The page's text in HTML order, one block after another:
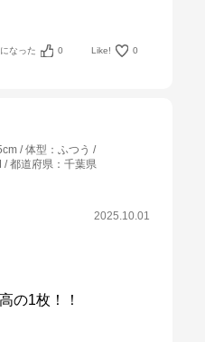
なった 0 Like! 0
体型 ： ふつう
都道府県 ： 千葉県
2025.10.01
の1枚！！